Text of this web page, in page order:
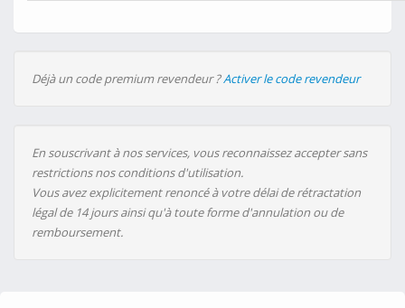
Déjà un code premium revendeur ?Activer le code revendeur
En souscrivant à nos services, vous reconnaissez accepter sans
restrictions nos conditions d'utilisation.
Vous avez explicitement renoncé à votre délai de rétractation
légal de 14 jours ainsi qu'à toute forme d'annulation ou de
remboursement.